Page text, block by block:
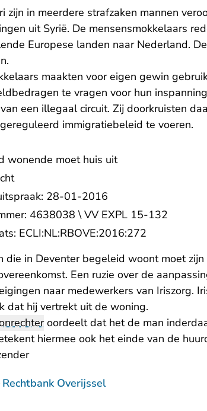
zijn in meerdere strafzaken mannen
uit Syrië. De mensensmokkelaars
Europese landen naar Nederland.
maakten voor eigen gewin
te vragen voor hun
een illegaal circuit. Zij doorkruisten
immigratiebeleid te voeren.
wonende moet huis uit
28-01-2016
4638038 \ VV EXPL 15-132
ECLI:NL:RBOVE:2016:272
die in Deventer begeleid woont moet
Een ruzie over de
naar medewerkers van Iriszorg.
dat hij vertrekt uit de woning.
oordeelt- U verlaat
dat het de man
hiermee ook het einde van de
Rechtbank Overijssel